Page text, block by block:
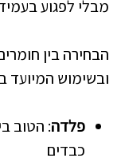
מבלי לפגוע
הבחירה בין
ובשימוש המיועד
פלדה: הטוב
כבדים